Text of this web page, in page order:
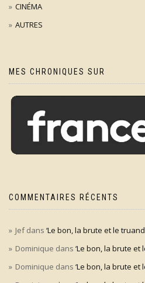
CINÉMA
AUTRES
MES CHRONIQUES SUR
COMMENTAIRES RÉCENTS
Jefdans ‘Le bon, la brute et le
Dominique dans ‘Le bon, la brute et
Dominique dans ‘Le bon, la brute et